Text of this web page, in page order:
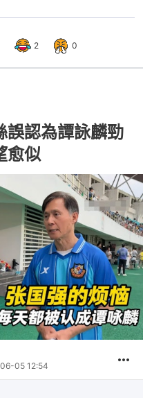
2 0
誤認為譚詠麟勁
愈似
05 12:54